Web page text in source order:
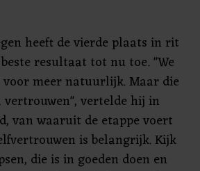
heeft de vierde plaats in rit
resultaat tot nu toe. "We
meer natuurlijk. Maar die
vertelde hij in
van waaruit de etappe voert
is belangrijk. Kijk
die is in goeden doen en